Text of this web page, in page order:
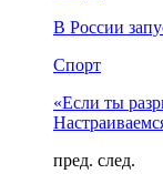
В России
Спорт
«Если ты
пред. след.